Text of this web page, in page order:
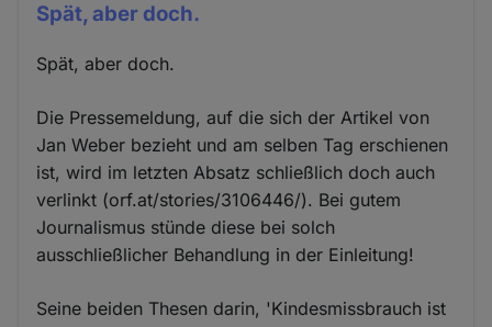
Spät, aber doch.
Spät, aber doch.
Die Pressemeldung, auf die sich der Artikel von
Jan Weber bezieht und am selben Tag erschienen
ist, wird im letzten Absatz schließlich doch auch
verlinkt (orf.at/stories/3106446/). Bei gutem
Journalismus stünde diese bei solch
ausschließlicher Behandlung in der Einleitung!
Seine beiden Thesen darin, 'Kindesmissbrauch ist